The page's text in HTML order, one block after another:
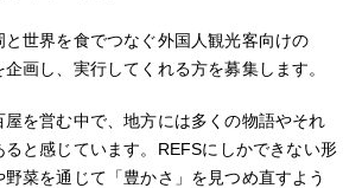
世界を食でつなぐ外国人観光客向けの
企画し、実行してくれる方を募集します。
を営む中で、地方には多くの物語やそれ
と感じています。REFSにしかできない形
菜を通じて「豊かさ」を見つめ直すよう